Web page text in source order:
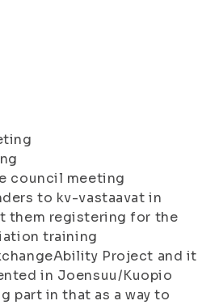
council meeting
to kv-vastaavat in
them registering for the
training
Project and it
in Joensuu/Kuopio
part in that as a way to